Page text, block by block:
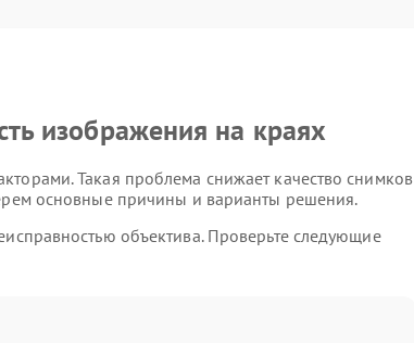
изображения на краях
Такая проблема снижает качество снимков
основные причины и варианты решения.
объектива. Проверьте следующие
пальцев или разводы на линзах влияют на